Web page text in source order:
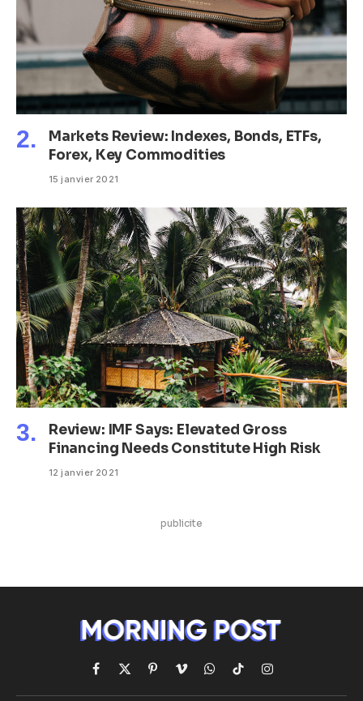
Markets Review: Indexes, Bonds, ETFs,
Forex, Key Commodities
15 janvier 2021
Review: IMF Says: Elevated Gross
Financing Needs Constitute High Risk
12 janvier 2021
publicite
Facebook
X
(Twitter)
Pinterest
VimeoWhatsApp
TikTokInstagram